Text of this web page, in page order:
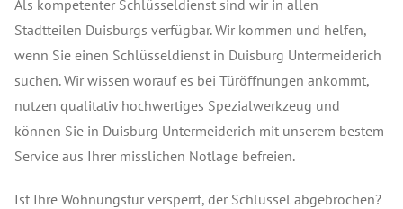
Als kompetenter Schlüsseldienst sind wir in allen
Stadtteilen Duisburgs verfügbar. Wir kommen und helfen,
wenn Sie einen Schlüsseldienst in Duisburg Untermeiderich
suchen. Wir wissen worauf es bei Türöffnungen ankommt,
nutzen qualitativ hochwertiges Spezialwerkzeug und
können Sie in Duisburg Untermeiderich mit unserem bestem
Service aus Ihrer misslichen Notlage befreien.
Ist Ihre Wohnungstür versperrt, der Schlüssel abgebrochen?